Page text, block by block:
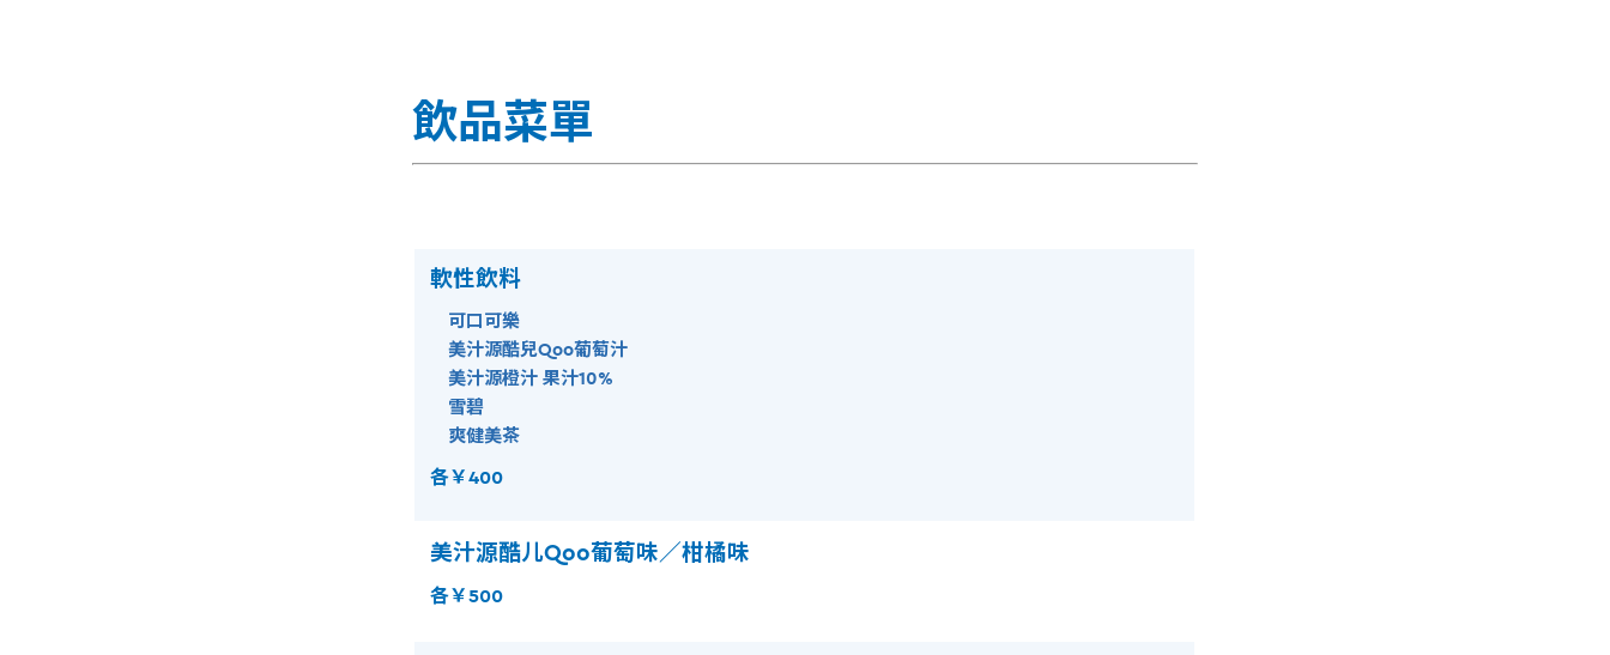
飲品菜單
軟性飲料
可口可樂
美汁源酷兒Qoo葡萄汁
美汁源橙汁 果汁10%
雪碧
爽健美茶
各￥400
美汁源酷儿Qoo葡萄味／柑橘味
各￥500